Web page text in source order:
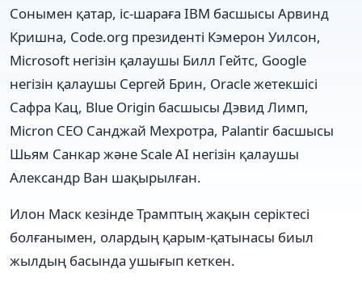
Сонымен қатар, іс-шараға IBM басшысы Арвинд
Кришна, Code.org президенті Кэмерон Уилсон,
Microsoft негізін қалаушы Билл Гейтс, Google
негізін қалаушы Сергей Брин, Oracle жетекшісі
Сафра Кац, Blue Origin басшысы Дэвид Лимп,
Micron CEO Санджай Мехротра, Palantir басшысы
Шьям Санкар және Scale AI негізін қалаушы
Александр Ван шақырылған.
Илон Маск кезінде Трамптың жақын серіктесі
болғанымен, олардың қарым-қатынасы биыл
жылдың басында ушығып кеткен.